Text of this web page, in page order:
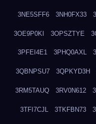
3NE5SFF6 3NH0FX33
3OE9P0KI 3OPSZTYE
3PFEI4E1 3PHQ0AXL
3QBNPSU7 3QPKYD3H
3RM5TAUQ 3RV0N612
3TFI7CJL 3TKFBN73